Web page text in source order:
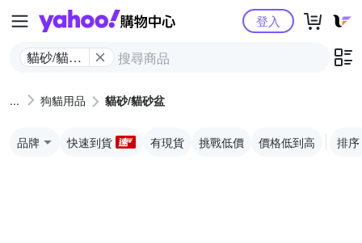
Yahoo購物中心
貓砂/貓砂
登入
狗貓用品 貓砂/貓砂盆
品牌 快速到貨 有現貨 挑戰低價 價格低到高 排序